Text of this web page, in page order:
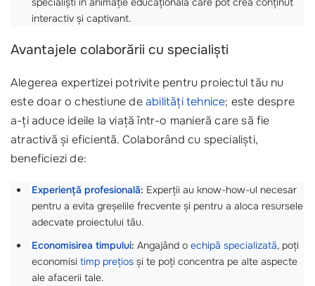
interactiv și captivant.
Avantajele colaborării cu specialiști
Alegerea expertizei potrivite pentru proiectul tău nu
este doar o chestiune deabilități tehnice; este despre
a-ți aduce ideile la viață într-o manieră care să fie
atractivă și eficientă. Colaborând cu specialiști,
beneficiezi de:
Experiență profesională: Experții au know-how-ul necesar
pentru a evita greșelile frecvente și pentru a aloca resursele
adecvate proiectului tău.
Economisirea timpului: Angajând o echipă specializată, poți
economisi timp prețios și te poți concentra pe alte aspecte
ale afacerii tale.